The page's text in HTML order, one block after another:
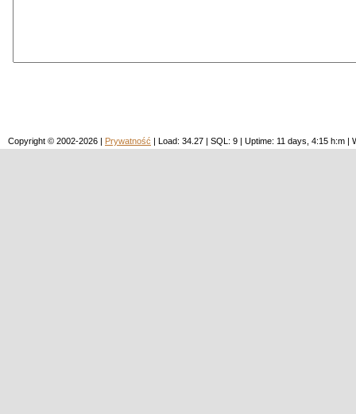
Copyright © 2002-2026 | Prywatność | Load: 34.27 | SQL: 9 | Uptime: 11 days, 4:15 h:m